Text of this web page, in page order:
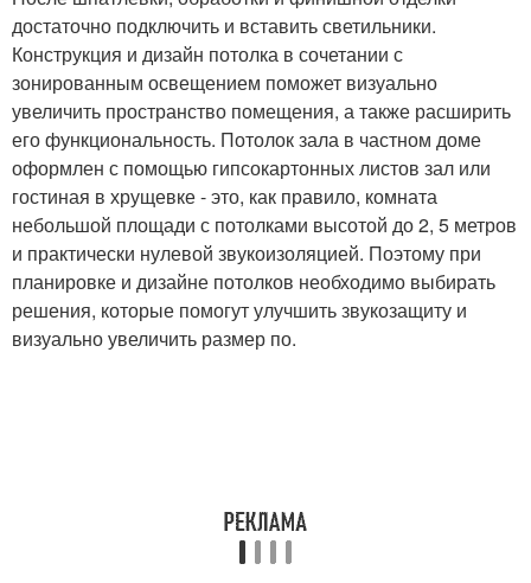
достаточно подключить и вставить светильники.
Конструкция и дизайн потолка в сочетании с
зонированным освещением поможет визуально
увеличить пространство помещения, а также расширить
его функциональность. Потолок зала в частном доме
оформлен с помощью гипсокартонных листов зал или
гостиная в хрущевке - это, как правило, комната
небольшой площади с потолками высотой до 2, 5 метров
и практически нулевой звукоизоляцией. Поэтому при
планировке и дизайне потолков необходимо выбирать
решения, которые помогут улучшить звукозащиту и
визуально увеличить размер по.